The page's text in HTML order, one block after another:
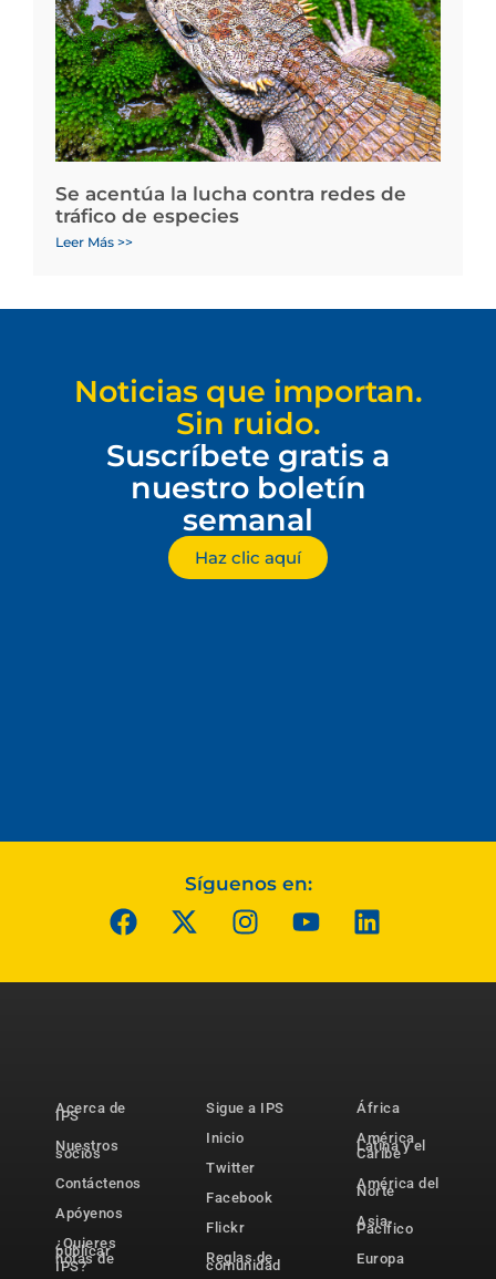
Se acentúa la lucha contra redes de
tráfico de especies
Leer Más >>
Noticias que importan.
Sin ruido.
Suscríbete gratis a
nuestro boletín
semanal
Haz clic aquí
Síguenos en:
Acerca de
IPS
Nuestros
socios
Contáctenos
Apóyenos
¿Quieres
publicar
notas de
IPS?
Sigue a IPS
Inicio
Twitter
Facebook
Flickr
Reglas de
comunidad
África
América
Latina y el
Caribe
América del
Norte
Asia-
Pacífico
Europa